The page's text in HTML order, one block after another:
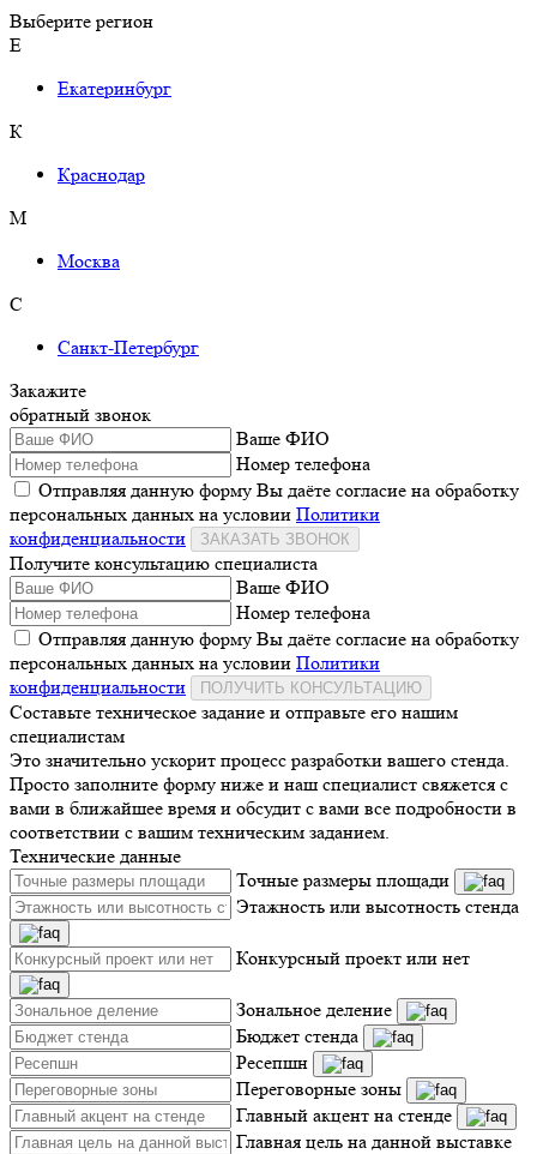
Выберите регион
Е
Екатеринбург
К
Краснодар
М
Москва
С
Санкт-Петербург
Закажите
обратный звонок
Ваше ФИО
Номер телефона
Отправляя данную форму Вы даёте согласие на обработку
персональных данных на условии Политики
конфиденциальности
ЗАКАЗАТЬ ЗВОНОК
Получите консультацию специалиста
Ваше ФИО
Номер телефона
Отправляя данную форму Вы даёте согласие на обработку
персональных данных на условии Политики
конфиденциальности
ПОЛУЧИТЬ КОНСУЛЬТАЦИЮ
Составьте техническое задание и отправьте его нашим
специалистам
Это значительно ускорит процесс разработки вашего стенда.
Просто заполните форму ниже и наш специалист свяжется с
вами в ближайшее время и обсудит с вами все подробности в
соответствии с вашим техническим заданием.
Технические данные
Точные размеры площади
Этажность или высотность стенда
Конкурсный проект или нет
Зональное деление
Бюджет стенда
Ресепшн
Переговорные зоны
Главный акцент на стенде
Главная цель на данной выставке